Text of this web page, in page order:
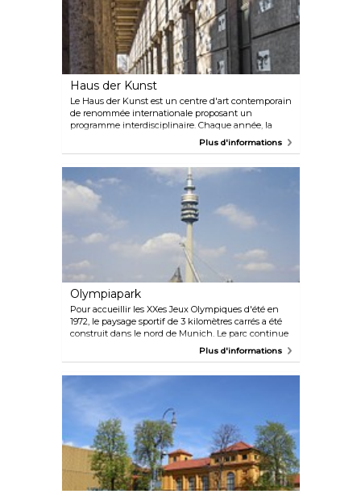
Haus der Kunst
Le Haus der Kunst est un centre d'art contemporain
de renommée internationale proposant un
programme interdisciplinaire. Chaque année, la
galerie présente une dizaine d'expositions de
collection Goetz a été présentée dans plusieurs
expositions dans l'ancien abri antiaérien. Outre les
expositions et les événements, l'institution donne la
priorité à la recherche, à l'étude et à la diffusion des
Plus d'informations
Olympiapark
Pour accueillir les XXes Jeux Olympiques d'été en
1972, le paysage sportif de 3 kilomètres carrés a été
construit dans le nord de Munich. Le parc continue
de servir de lieu d'événements culturels, sociaux et
Plus d'informations